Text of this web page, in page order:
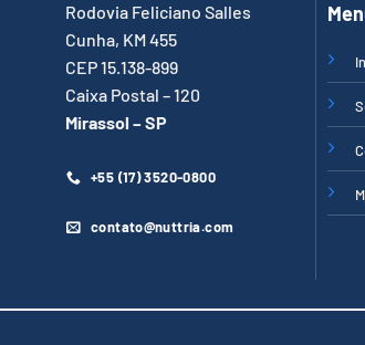
Rodovia Feliciano Salles
Cunha, KM 455
CEP 15.138-899
Caixa Postal – 120
Mirassol – SP
+55 (17) 3520-0800
contato@nuttria.com